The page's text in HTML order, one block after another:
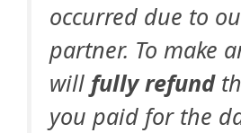
occurred due to
partner. To make
will fully refund
you paid for the